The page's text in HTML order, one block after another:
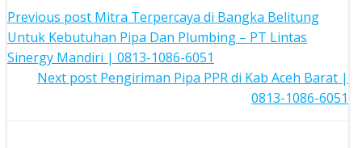
POST
NAVIGATION
Previous post Mitra Terpercaya di Bangka Belitung
Untuk Kebutuhan Pipa Dan Plumbing – PT Lintas
Sinergy Mandiri | 0813-1086-6051
POST
Next post Pengiriman Pipa PPR di Kab Aceh Barat |
0813-1086-6051